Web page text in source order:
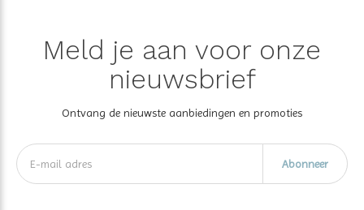
Meld je aan voor onze
nieuwsbrief
Ontvang de nieuwste aanbiedingen en promoties
Abonneer